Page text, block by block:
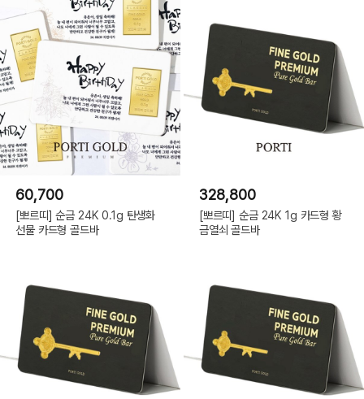
60,700
[뽀르띠] 순금 24K 0.1g 탄생화
선물 카드형 골드바
328,800
[뽀르띠] 순금 24K 1g 카드형 황
금열쇠 골드바